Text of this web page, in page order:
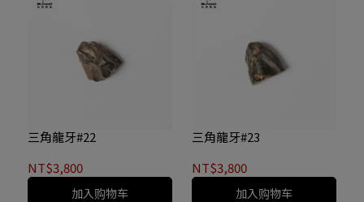
三角龍牙#22
NT$3,800
加入购物车
三角龍牙#23
NT$3,800
加入购物车